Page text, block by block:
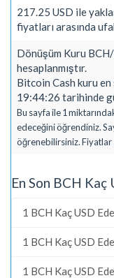
217.25 USD ile
fiyatları arasında
Dönüşüm Kuru
hesaplanmıştır.
Bitcoin Cash kuru
19:44:26 tarihinde
Bu sayfa ile 1
edeceğini öğrendiniz.
öğrenebilirsiniz.
En Son BCH
1 BCH Kaç USD
1 BCH Kaç USD
1 BCH Kaç USD